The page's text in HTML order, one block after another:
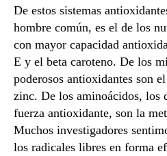
De estos sistemas
hombre común, es el de los
con mayor capacidad
E y el beta caroteno. De los
poderosos antioxidantes son
zinc. De los aminoácidos, los
fuerza antioxidante, son la
Muchos investigadores
los radicales libres en forma